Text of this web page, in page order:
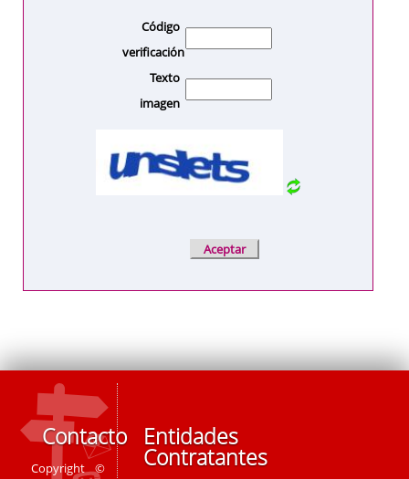
Código
verificación
Texto
imagen
Contacto
Copyright ©
Entidades
Contratantes